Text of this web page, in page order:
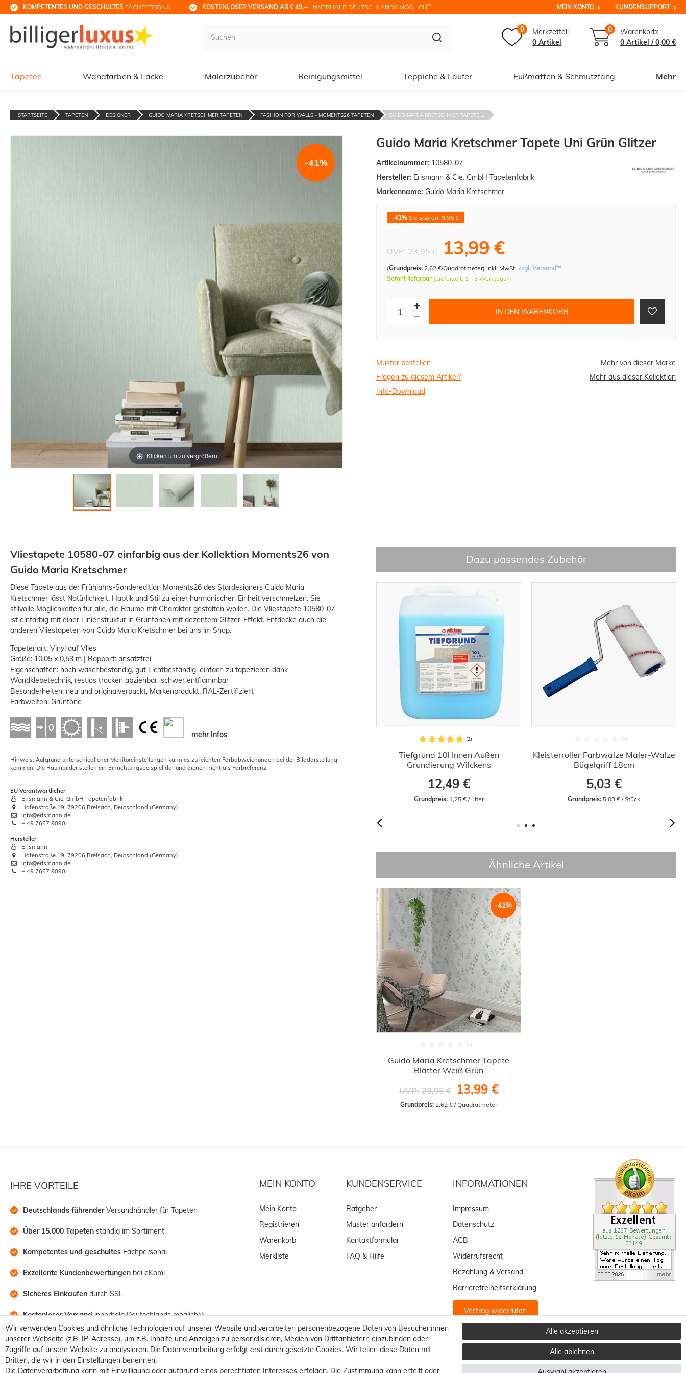
KOMPETENTES UND GESCHULTES FACHPERSONAL KOSTENLOSER VERSAND AB € 49,-- INNERHALB DEUTSCHLANDS MÖGLICH** MEIN KONTO KUNDENSUPPORT
0
Merkzettel:
0 Artikel
0
Warenkorb:
0 Artikel /0,00 €
Tapeten Wandfarben & Lacke Malerzubehör Reinigungsmittel Teppiche & Läufer Fußmatten & Schmutzfang Mehr
STARTSEITE TAPETEN DESIGNER GUIDO MARIA KRETSCHMER TAPETEN FASHION FOR WALLS - MOMENTS26 TAPETEN GUIDO MARIA KRETSCHMER TAPETE ...
Klicken um zu vergrößern
-41%
Guido Maria Kretschmer Tapete Uni Grün Glitzer
Artikelnummer: 10580-07
Hersteller: Erismann & Cie. GmbH Tapetenfabrik
Markenname: Guido Maria Kretschmer
-41% Sie sparen: 9,96 €
UVP:23,95 € 13,99 €
(Grundpreis: 2,62 €/Quadratmeter)inkl. MwSt.zzgl. Versand**
Sofort lieferbar (Lieferzeit: 1 - 3 Werktage*)
IN DEN WARENKORB
Muster bestellen
Mehr von dieser Marke
Fragen zu diesem Artikel?
Mehr aus dieser Kollektion
Info-Download
Vliestapete 10580-07 einfarbig aus der Kollektion Moments26 von
Guido Maria Kretschmer
Diese Tapete aus der Frühjahrs-Sonderedition Moments26 des Stardesigners Guido Maria
Kretschmer lässt Natürlichkeit, Haptik und Stil zu einer harmonischen Einheit verschmelzen. Sie
stilvolle Möglichkeiten für alle, die Räume mit Charakter gestalten wollen. Die Vliestapete 10580-07
ist einfarbig mit einer Linienstruktur in Grüntönen mit dezentem Glitzer-Effekt. Entdecke auch die
anderen Vliestapeten von Guido Maria Kretschmer bei uns im Shop.
Tapetenart: Vinyl auf Vlies
Größe: 10,05 x 0,53 m | Rapport: ansatzfrei
Eigenschaften: hoch waschbeständig, gut Lichtbeständig, einfach zu tapezieren dank
Wandklebetechnik, restlos trocken abziehbar, schwer entflammbar
Besonderheiten: neu und originalverpackt, Markenprodukt, RAL-Zertifiziert
Farbwelten: Grüntöne
mehr Infos
Hinweis: Aufgrund unterschiedlicher Monitoreinstellungen kann es zu leichten Farbabweichungen bei der Bilddarstellung
kommen. Die Raumbilder stellen ein Einrichtungsbeispiel dar und dienen nicht als Farbreferenz.
EU Verantwortlicher
Erismann & Cie. GmbH Tapetenfabrik
Hafenstraße 19, 79206 Breisach, Deutschland (Germany)
info@erismann.de
+ 49 7667 9090
Hersteller
Erismann
Hafenstraße 19, 79206 Breisach, Deutschland (Germany)
info@erismann.de
+ 49 7667 9090
Dazu passendes Zubehör
5xRollkleister Instant Vlies Tapeten
Kleister 1kg
12,01 €
Grundpreis:
1x Rollkleister Instant Vlieskleister
Tapeten Kleister 200g
2,29 €
Tiefgrund 10l Innen Außen
Grundierung Wilckens
12,49 €
Grundpreis: 1,25 € / Liter
Kleisterroller Farbwalze Maler-Walze
Bügelgriff 18cm
5,03 €
Grundpreis: 5,03 € / Stück
Ähnliche Artikel
-41%
Guido Maria Kretschmer Tapete
Blätter Weiß Grün
UVP: 23,95 € 13,99 €
Grundpreis: 2,62 € / Quadratmeter
IHRE VORTEILE
Deutschlands führender Versandhändler für Tapeten
Über 15.000 Tapeten ständig im Sortiment
Kompetentes und geschultes Fachpersonal
Exzellente Kundenbewertungen bei eKomi
Sicheres Einkaufen durch SSL
Kostenloser Versand innerhalb Deutschlands möglich**
MEIN KONTO
Mein Konto
Registrieren
Warenkorb
Merkliste
KUNDENSERVICE
Ratgeber
Muster anfordern
Kontaktformular
FAQ & Hilfe
INFORMATIONEN
Impressum
Datenschutz
AGB
Widerrufsrecht
Bezahlung & Versand
Barrierefreiheitserklärung
Vertrag widerrufen
Wir verwenden Cookies und ähnliche Technologien auf unserer Website und verarbeiten personenbezogene Daten von Besucher:innen
unserer Webseite (z.B. IP-Adresse), um z.B. Inhalte und Anzeigen zu personalisieren, Medien von Drittanbietern einzubinden oder
Zugriffe auf unsere Website zu analysieren. Die Datenverarbeitung erfolgt erst durch gesetzte Cookies. Wir teilen diese Daten mit
Dritten, die wir in den Einstellungen benennen.
Die Datenverarbeitung kann mit Einwilligung oder aufgrund eines berechtigten Interesses erfolgen. Die Zustimmung kann erteilt oder
Alle akzeptieren
Alle ablehnen